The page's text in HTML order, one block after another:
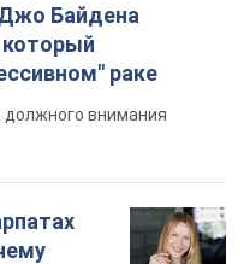
Байдена
раке
должного внимания